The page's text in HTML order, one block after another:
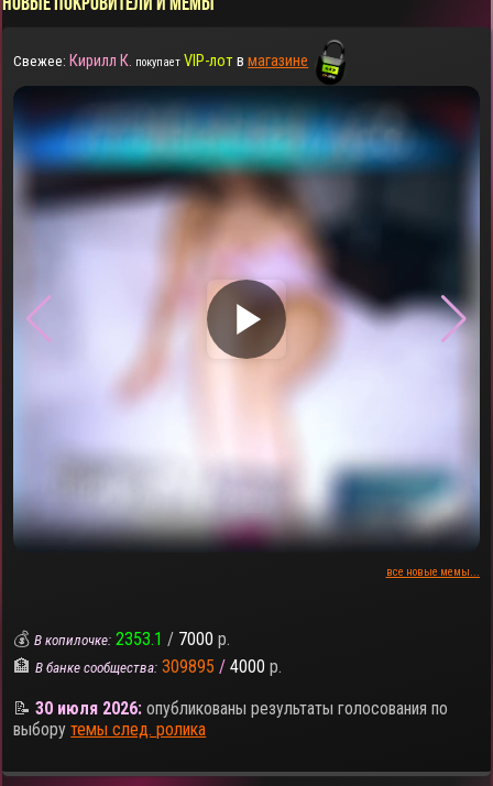
Свежее: Кирилл К. покупает VIP-лотвмагазине
▶
все новые мемы...
💰В копилочке: 2353.1 / 7000 р.
🏦В банке сообщества: 309895 / 4000 р.
📝30 июля 2026: опубликованы результаты голосования по
выборутемы след. ролика